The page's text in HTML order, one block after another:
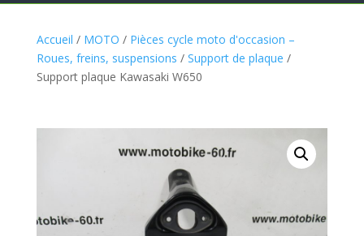
Accueil / MOTO / Pièces cycle moto d'occasion –
Roues, freins, suspensions / Support de plaque /
Support plaque Kawasaki W650